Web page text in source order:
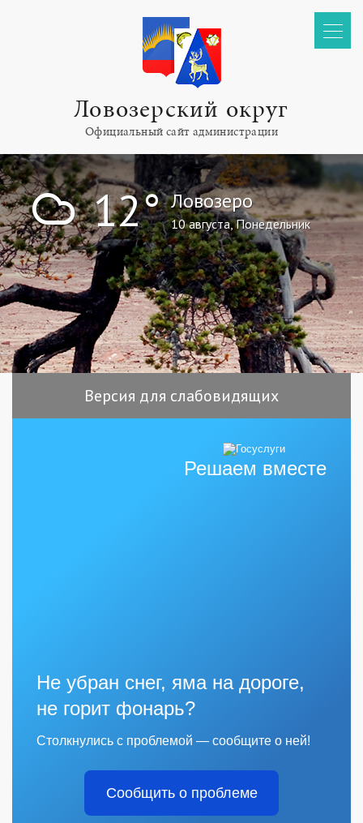
Ловозерский округ
Официальный сайт администрации
! 12° Ловозеро
10 августа, Понедельник
Версия для слабовидящих
Решаем вместе
Не убран снег, яма на дороге,
не горит фонарь?
Столкнулись с проблемой — сообщите о ней!
Сообщить о проблеме